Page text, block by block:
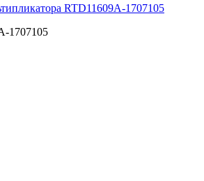
RTD11609A-1707105
1707105